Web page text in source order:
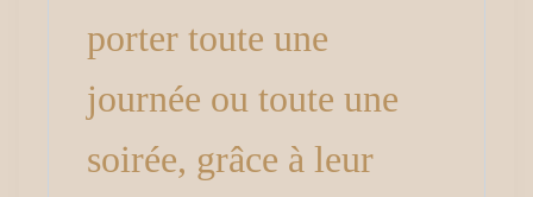
porter toute une
journée ou toute une
soirée, grâce à leur